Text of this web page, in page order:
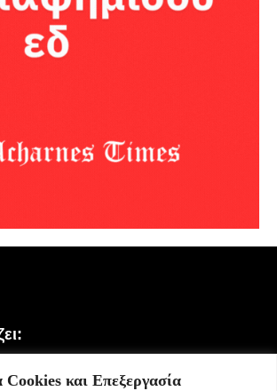
Cookies και Επεξεργασία